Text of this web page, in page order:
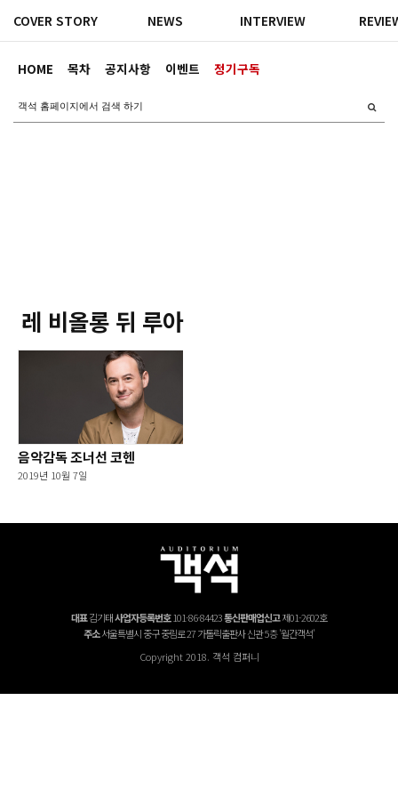
HOME 목차 공지사항 이벤트 정기구독
COVER STORY NEWS INTERVIEW
레 비올롱 뒤 루아
음악감독 조너선 코헨
2019년 10월 7일
대표김기태사업자등록번호101-86-84423통신판매업신고제01-2602호
주소서울특별시 중구 중림로 27 가톨릭출판사 신관 5층 '월간객석'
Copyright 2018. 객석 컴퍼니